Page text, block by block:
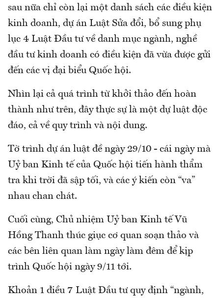
sau nữa chỉ còn lại một danh sách các điều kiện
kinh doanh, dự án Luật Sửa đổi, bổ sung phụ
lục 4 Luật Đầu tư về danh mục ngành, nghề
đầu tư kinh doanh có điều kiện đã vừa được gửi
đến các vị đại biểu Quốc hội.
Nhìn lại cả quá trình từ khởi thảo đến hoàn
thành như trên, đây thực sự là một dự luật độc
đáo, cả về quy trình và nội dung.
Tờ trình dự án luật đề ngày 29/10 - cái ngày mà
Uỷ ban Kinh tế của Quốc hội tiến hành thẩm
tra khi trời đã sập tối, và các ý kiến còn “va”
nhau chan chát.
Cuối cùng, Chủ nhiệm Uỷ ban Kinh tế Vũ
Hồng Thanh thúc giục cơ quan soạn thảo và
các bên liên quan làm ngày làm đêm để kịp
trình Quốc hội ngày 9/11 tới.
Khoản 1 điều 7 Luật Đầu tư quy định “ngành,